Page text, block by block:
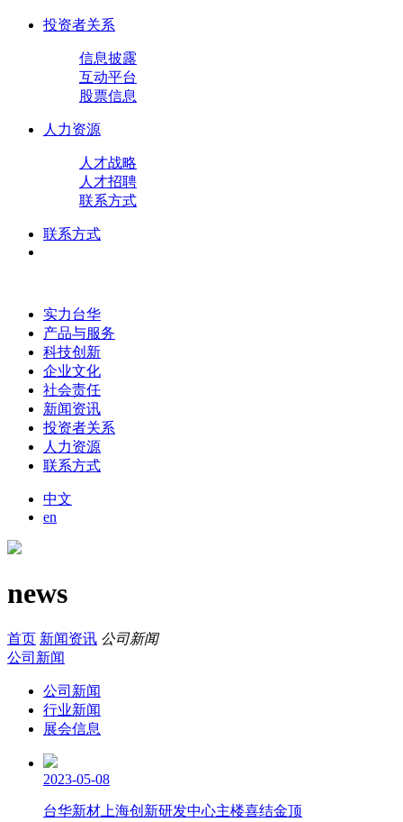
投资者关系
信息披露
互动平台
股票信息
人力资源
人才战略
人才招聘
联系方式
联系方式
实力台华
产品与服务
科技创新
企业文化
社会责任
新闻资讯
投资者关系
人力资源
联系方式
中文
en
news
首页 新闻资讯 公司新闻
公司新闻
公司新闻
行业新闻
展会信息
2023-05-08
台华新材上海创新研发中心主楼喜结金顶